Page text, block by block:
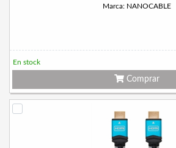
Marca: NANOCABLE
En stock
Comprar